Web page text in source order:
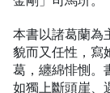
本書以諸葛蘭為
貌而又任性，寫
葛，纏綿悱惻。
如獨上斷頭崖、